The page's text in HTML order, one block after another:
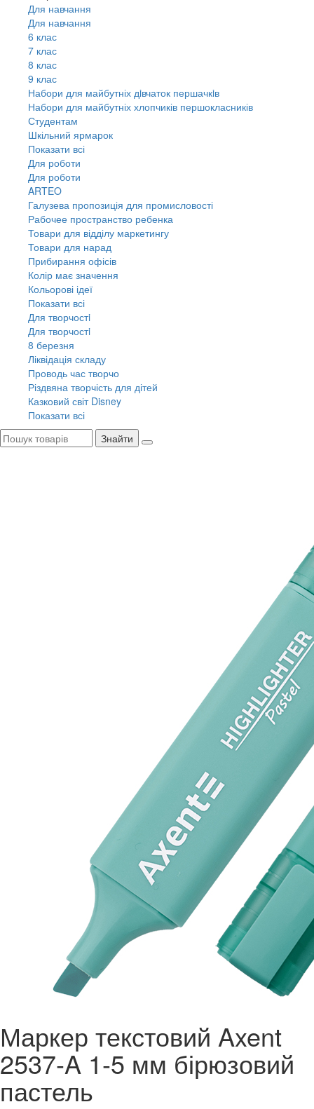
Для навчання
Для навчання
6 клас
7 клас
8 клас
9 клас
Набори для майбутніх дiвчаток першачкiв
Набори для майбутніх хлопчиків першокласників
Студентам
Шкільний ярмарок
Показати всі
Для роботи
Для роботи
ARTEO
Галузева пропозиція для промисловості
Рабочее пространство ребенка
Товари для відділу маркетингу
Товари для нарад
Прибирання офісів
Колір має значення
Кольорові ідеї
Показати всі
Для творчостi
Для творчостi
8 березня
Ліквідація складу
Проводь час творчо
Різдвяна творчість для дітей
Казковий світ Disney
Показати всі
Знайти
Маркер текстовий Axent
2537-A 1-5 мм бірюзовий
пастель